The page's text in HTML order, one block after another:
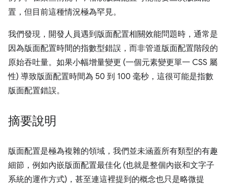
置，但目前這種情況極為罕見。
我們發現，開發人員遇到版面配置相關效能問題時，通常是
因為版面配置時間的指數型錯誤，而非管道版面配置階段的
原始吞吐量。如果小幅增量變更 (一個元素變更單一 CSS 屬
性) 導致版面配置時間為 50 到 100 毫秒，這很可能是指數
版面配置錯誤。
摘要說明
版面配置是極為複雜的領域，我們並未涵蓋所有類型的有趣
細節，例如內嵌版面配置最佳化 (也就是整個內嵌和文字子
系統的運作方式)，甚至連這裡提到的概念也只是略微提